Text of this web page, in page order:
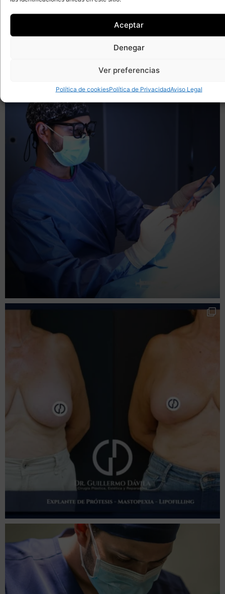
Aceptar
Denegar
Ver preferencias
Política de cookiesPolítica de PrivacidadAviso Legal